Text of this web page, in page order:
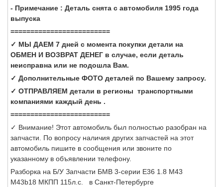
- Примечание : Деталь снята с автомобиля 1995 года
выпуска
=========================
✓ МЫ ДАЕМ 7 дней с момента покупки детали на
ОБМЕН И ВОЗВРАТ ДЕНЕГ в случае, если деталь
неисправна или не подошла Вам.
✓ Дополнительные ФОТО деталей по Вашему запросу.
✓ ОТПРАВЛЯЕМ детали в регионы транспортными
компаниями каждый день .
=========================
✓ Внимание! Этот автомобиль был полностью разобран на
запчасти. По вопросу наличия других запчастей на этот
автомобиль пишите в сообщения или звоните по
указанному в объявлении телефону.
Разборка на Б/У Запчасти БМВ 3-серии Е36 1.8 M43
M43b18 МКПП 115л.с. в Санкт-Петербурге